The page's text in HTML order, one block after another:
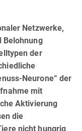
Netzwerke,
Belohnung
der
Neurone“ der
mit
Aktivierung
die
nicht hungrig